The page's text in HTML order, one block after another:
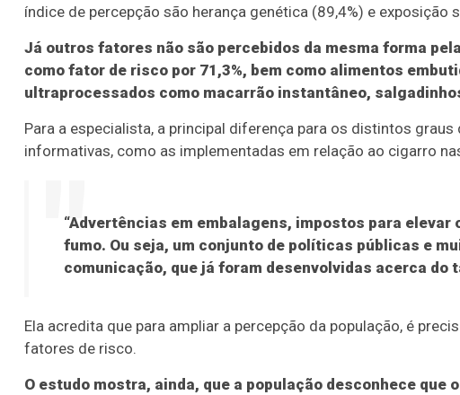
índice de percepção são herança genética (89,4%) e exposição
Já outros fatores não são percebidos da mesma forma
como fator de risco por 71,3%, bem como alimentos
ultraprocessados como macarrão instantâneo,
Para a especialista, a principal diferença para os distintos
informativas, como as implementadas em relação ao cigarro
“Advertências em embalagens, impostos para
fumo. Ou seja, um conjunto de políticas públicas e
comunicação, que já foram desenvolvidas acerca do
Ela acredita que para ampliar a percepção da população, é
fatores de risco.
O estudo mostra, ainda, que a população desconhece